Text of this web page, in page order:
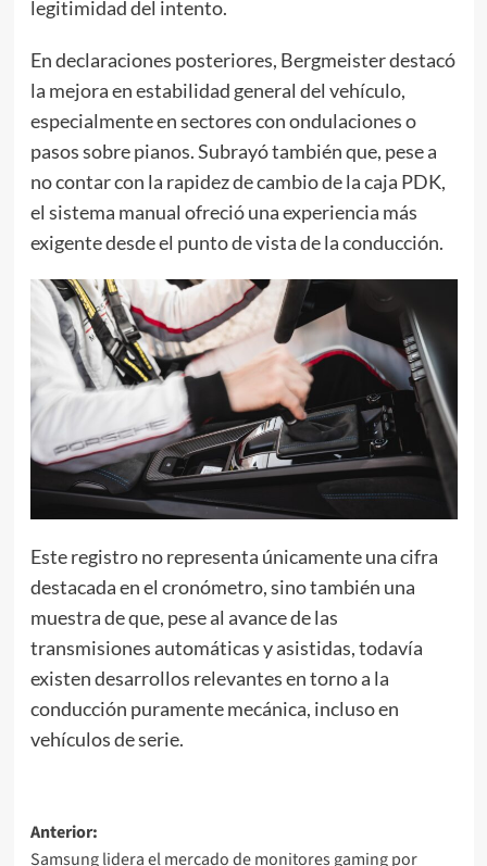
legitimidad del intento.
En declaraciones posteriores, Bergmeister destacó
la mejora en estabilidad general del vehículo,
especialmente en sectores con ondulaciones o
pasos sobre pianos. Subrayó también que, pese a
no contar con la rapidez de cambio de la caja PDK,
el sistema manual ofreció una experiencia más
exigente desde el punto de vista de la conducción.
Este registro no representa únicamente una cifra
destacada en el cronómetro, sino también una
muestra de que, pese al avance de las
transmisiones automáticas y asistidas, todavía
existen desarrollos relevantes en torno a la
conducción puramente mecánica, incluso en
vehículos de serie.
Navegación
Anterior:
Samsung lidera el mercado de monitores gaming por